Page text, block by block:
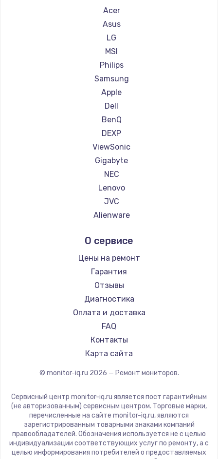
Ремонт мониторов Hisense
Ремонт мониторов АОС
Ремонт мониторов Ardor
Ремонт мониторов Machenike
Ремонт мониторов iru
Ремонт мониторов Titan Army
Ремонт мониторов iFFALCON
Ремонт мониторов Dahua
Acer
Asus
LG
MSI
Philips
Samsung
Apple
Dell
BenQ
DEXP
ViewSonic
Gigabyte
NEC
Lenovo
JVC
Alienware
Thunderobot
Hisense
АОС
Ardor
Machenike
iru
Titan Army
iFFALCON
Dahua
О сервисе
Цены на ремонт
Гарантия
Отзывы
Диагностика
Оплата и доставка
FAQ
Контакты
Карта сайта
© monitor-iq.ru 2026 — Ремонт мониторов.
Сервисный центр monitor-iq.ru является пост гарантийным
(не авторизованным) сервисным центром. Торговые марки,
перечисленные на сайте monitor-iq.ru, являются
зарегистрированным товарными знаками компаний
правообладателей. Обозначения используется не с целью
индивидуализации соответствующих услуг по ремонту, а с
целью информирования потребителей о предоставляемых